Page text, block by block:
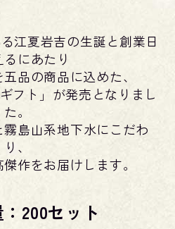
江夏岩吉の生誕と創業日
るにあたり
五品の商品に込めた、
フト」が発売となりまし
た。
島山系地下水にこだわ
り、
作をお届けします。
200セット